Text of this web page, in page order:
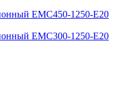
ЕМС450-1250-E20
EMC300-1250-E20